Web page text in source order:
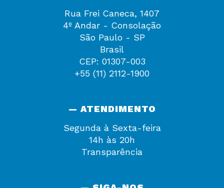
Rua Frei Caneca, 1407
4º Andar - Consolação
São Paulo - SP
Brasil
CEP: 01307-003
+55 (11) 2112-1900
— ATENDIMENTO
Segunda à Sexta-feira
14h às 20h
Transparência